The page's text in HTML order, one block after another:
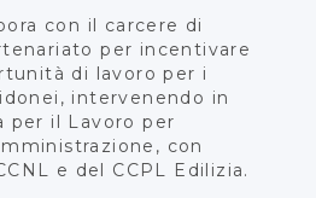
con il carcere di
per incentivare
di lavoro per i
intervenendo in
per il Lavoro per
con
e del CCPL Edilizia.